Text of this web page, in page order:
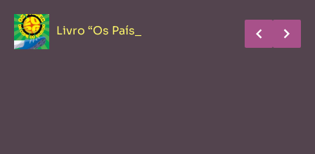
Livro “Os Países da Copa d